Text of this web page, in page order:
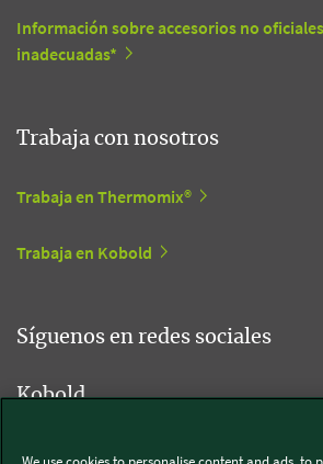
Información sobre accesorios no
inadecuadas*
Trabaja con nosotros
Trabaja en Thermomix®
Trabaja en Kobold
Síguenos en redes sociales
Kobold